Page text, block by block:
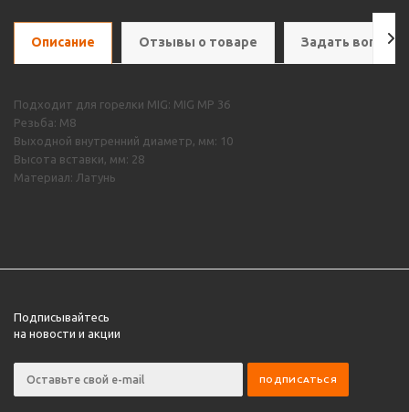
Описание Отзывы о товаре Задать вопрос
Подходит для горелки MIG: MIG MP 36
Резьба: М8
Выходной внутренний диаметр, мм: 10
Высота вставки, мм: 28
Материал: Латунь
Подписывайтесь
на новости и акции